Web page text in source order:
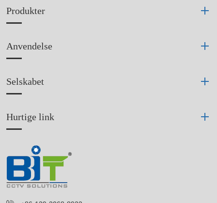
Produkter
Anvendelse
Selskabet
Hurtige link